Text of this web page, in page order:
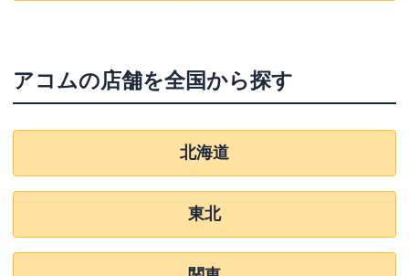
アコムの店舗を全国から探す
北海道
東北